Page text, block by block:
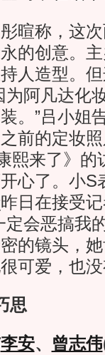
称，这次
的创意。
人造型。
为阿凡达化
。”吕小姐
前的定妆
熙来了》的
心了。小S
昨日在接受
定会恶搞我
的镜头，
可爱，也没
思
李安、 曾志伟